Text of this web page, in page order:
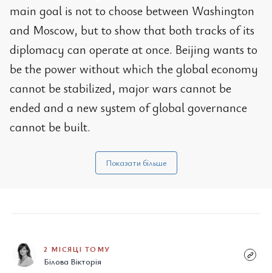
main goal is not to choose between Washington
and Moscow, but to show that both tracks of its
diplomacy can operate at once. Beijing wants to
be the power without which the global economy
cannot be stabilized, major wars cannot be
ended and a new system of global governance
cannot be built.
Показати більше
2 МІСЯЦІ ТОМУ
Білова Вікторія